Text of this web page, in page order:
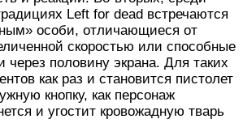
Left for dead встречаются
особи, отличающиеся от
скоростью или способные
через половину экрана. Для таких
как раз и становится пистолет
кнопку, как персонаж
и угостит кровожадную тварь